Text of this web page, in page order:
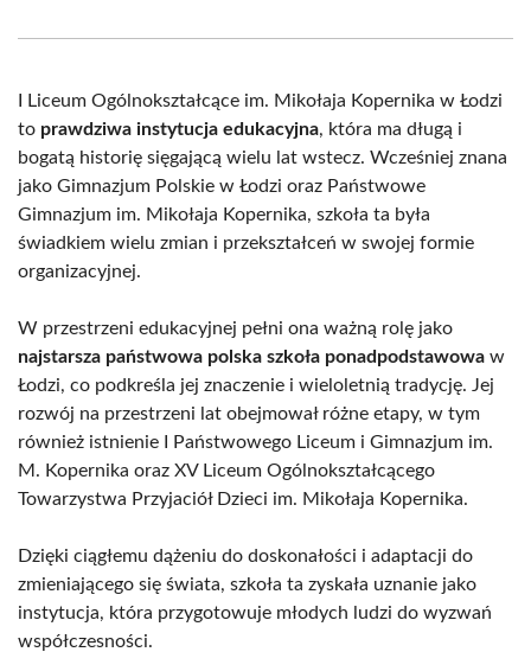
(Twitter)
I Liceum Ogólnokształcące im. Mikołaja Kopernika w Łodzi
to prawdziwa instytucja edukacyjna, która ma długą i
bogatą historię sięgającą wielu lat wstecz. Wcześniej znana
jako Gimnazjum Polskie w Łodzi oraz Państwowe
Gimnazjum im. Mikołaja Kopernika, szkoła ta była
świadkiem wielu zmian i przekształceń w swojej formie
organizacyjnej.
W przestrzeni edukacyjnej pełni ona ważną rolę jako
najstarsza państwowa polska szkoła ponadpodstawowa w
Łodzi, co podkreśla jej znaczenie i wieloletnią tradycję. Jej
rozwój na przestrzeni lat obejmował różne etapy, w tym
również istnienie I Państwowego Liceum i Gimnazjum im.
M. Kopernika oraz XV Liceum Ogólnokształcącego
Towarzystwa Przyjaciół Dzieci im. Mikołaja Kopernika.
Dzięki ciągłemu dążeniu do doskonałości i adaptacji do
zmieniającego się świata, szkoła ta zyskała uznanie jako
instytucja, która przygotowuje młodych ludzi do wyzwań
współczesności.